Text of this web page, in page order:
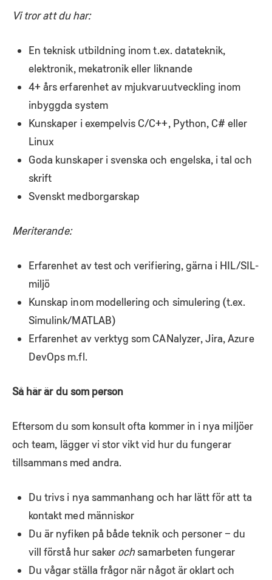
Vi tror att du har:
En teknisk utbildning inom t.ex. datateknik,
elektronik, mekatronik eller liknande
4+ års erfarenhet av mjukvaruutveckling inom
inbyggda system
Kunskaper i exempelvis C/C++, Python, C# eller
Linux
Goda kunskaper i svenska och engelska, i tal och
skrift
Svenskt medborgarskap
Meriterande:
Erfarenhet av test och verifiering, gärna i HIL/SIL-
miljö
Kunskap inom modellering och simulering (t.ex.
Simulink/MATLAB)
Erfarenhet av verktyg som CANalyzer, Jira, Azure
DevOps m.fl.
Så här är du som person
Eftersom du som konsult ofta kommer in i nya miljöer
och team, lägger vi stor vikt vid hur du fungerar
tillsammans med andra.
Du trivs i nya sammanhang och har lätt för att ta
kontakt med människor
Du är nyfiken på både teknik och personer – du
vill förstå hur saker ochsamarbeten fungerar
Du vågar ställa frågor när något är oklart och